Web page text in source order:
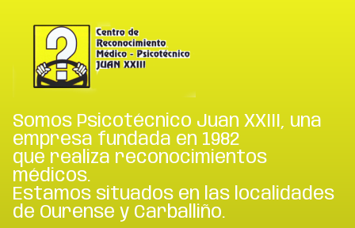
Somos Psicotécnico Juan XXIII, una
empresa fundada en 1982
que realiza reconocimientos
médicos.
Estamos situados en las localidades
de Ourense y Carballiño.